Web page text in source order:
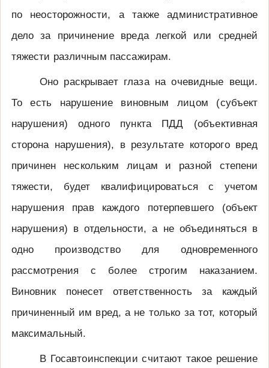
по неосторожности, а также административное
дело за причинение вреда легкой или средней
тяжести различным пассажирам.
Оно раскрывает глаза на очевидные вещи.
То есть нарушение виновным лицом (субъект
нарушения) одного пункта ПДД (объективная
сторона нарушения), в результате которого вред
причинен нескольким лицам и разной степени
тяжести, будет квалифицироваться с учетом
нарушения прав каждого потерпевшего (объект
нарушения) в отдельности, а не объединяться в
одно производство для одновременного
рассмотрения с более строгим наказанием.
Виновник понесет ответственность за каждый
причиненный им вред, а не только за тот, который
максимальный.
В Госавтоинспекции считают такое решение